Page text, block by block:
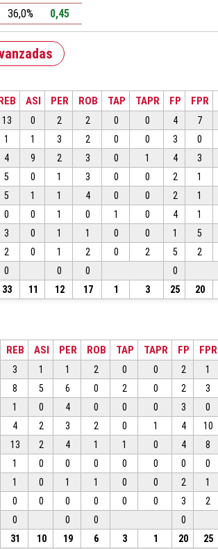
36,0% 0,45
ASI PER ROB TAP TAPR FP FPR
13 0 2 2 0 0 4 7
1 1 3 2 0 0 3 0
4 9 2 3 0 1 4 3
5 0 1 3 0 0 2 1
5 1 1 4 0 0 2 1
0 0 1 0 1 0 4 1
3 0 1 1 0 0 1 5
2 0 1 2 0 2 5 2
0 0 0 0
33 11 12 17 1 3 25 20
REB ASI PER ROB TAP TAPR FP FPR
3 1 1 2 0 0 2 1
8 5 6 0 2 0 2 3
1 0 4 0 0 0 3 0
4 2 3 2 0 1 4 10
13 2 4 1 1 0 4 8
1 0 0 0 0 0 0 0
1 0 1 1 0 0 2 1
0 0 0 0 0 0 3 2
0 0 0 0
31 10 19 6 3 1 20 25